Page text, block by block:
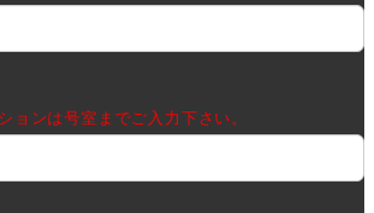
ョンは号室までご入力下さい。